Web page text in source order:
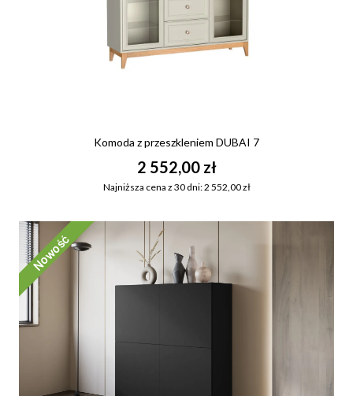
Komoda z przeszkleniem DUBAI 7
2 552,00 zł
Najniższa cena z 30 dni: 2 552,00 zł
Nowość